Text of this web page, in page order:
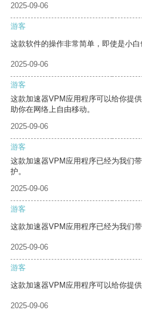
2025-09-06
游客
这款软件的操作非常简单，即使是小白
2025-09-06
游客
这款加速器VPM应用程序可以给你提
助你在网络上自由移动。
2025-09-06
游客
这款加速器VPM应用程序已经为我们
护。
2025-09-06
游客
这款加速器VPM应用程序已经为我们
2025-09-06
游客
这款加速器VPM应用程序可以给你提
2025-09-06